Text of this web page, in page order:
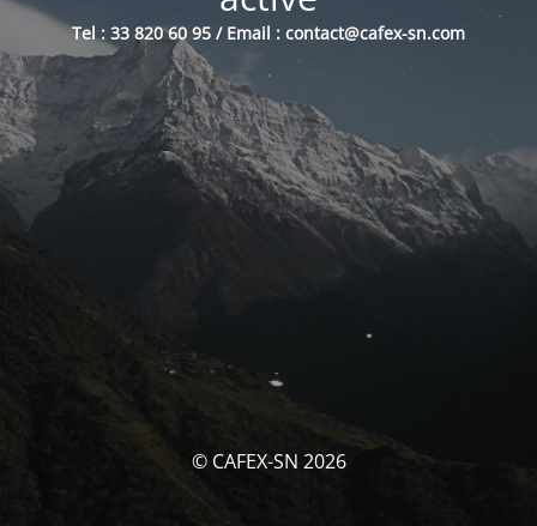
Tel : 33 820 60 95 / Email : contact@cafex-sn.com
© CAFEX-SN 2026